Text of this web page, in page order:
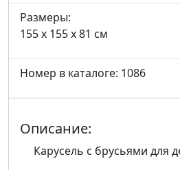
Размеры:
155 x 155 x 81 см
Номер в каталоге: 1086
Описание:
Карусель с брусьями для